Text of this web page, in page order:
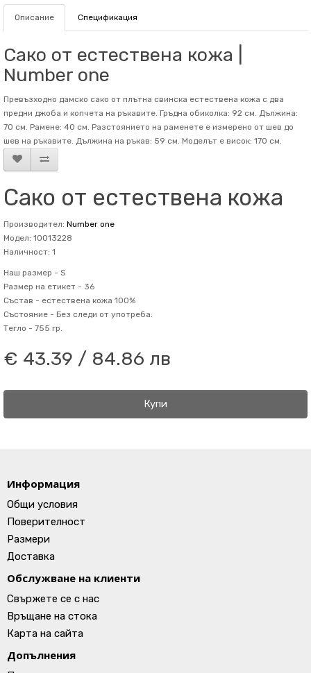
Описание Спецификация
Сако от естествена кожа |
Number one
Превъзходно дамско сако от плътна свинска естествена кожа с два
предни джоба и копчета на ръкавите. Гръдна обиколка: 92 см. Дължина:
70 см. Рамене: 40 см. Разстоянието на раменете е измерено от шев до
шев на ръкавите. Дължина на ръкав: 59 см. Mоделът е висок: 170 см.
Сако от естествена кожа
Производител: Number one
Модел: 10013228
Наличност: 1
Наш размер - S
Размер на етикет - 36
Състав - естествена кожа 100%
Състояние - Без следи от употреба.
Тегло - 755 гр.
€ 43.39 / 84.86 лв
Купи
Информация
Общи условия
Поверителност
Размери
Доставка
Обслужване на клиенти
Свържете се с нас
Връщане на стока
Карта на сайта
Допълнения